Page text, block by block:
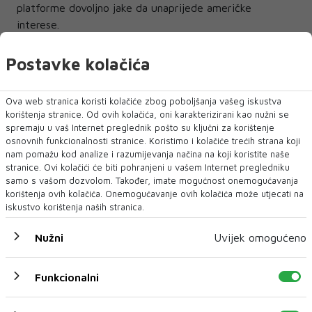
platforme dovoljno jake da unaprijede američke
interese.
NAJNOVIJE NAJČITANIJE
Postavke kolačića
Ova web stranica koristi kolačiće zbog poboljšanja vašeg iskustva
korištenja stranice. Od ovih kolačića, oni karakterizirani kao nužni se
spremaju u vaš Internet preglednik pošto su ključni za korištenje
osnovnih funkcionalnosti stranice. Koristimo i kolačiće trećih strana koji
nam pomažu kod analize i razumijevanja načina na koji koristite naše
stranice. Ovi kolačići će biti pohranjeni u vašem Internet pregledniku
samo s vašom dozvolom. Također, imate mogućnost onemogućavanja
korištenja ovih kolačića. Onemogućavanje ovih kolačića može utjecati na
iskustvo korištenja naših stranica.
Nužni Uvijek omogućeno
Funkcionalni